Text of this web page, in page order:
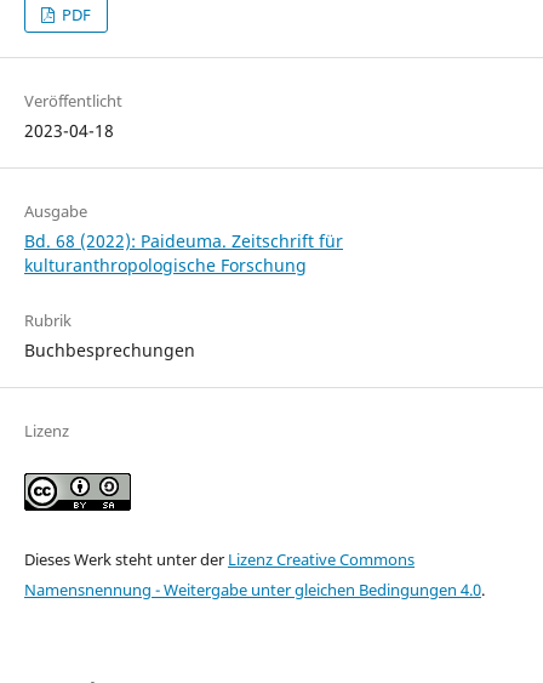
PDF
Veröffentlicht
2023-04-18
Ausgabe
Bd. 68 (2022): Paideuma. Zeitschrift für
kulturanthropologische Forschung
Rubrik
Buchbesprechungen
Lizenz
Dieses Werk steht unter der Lizenz Creative Commons
Namensnennung - Weitergabe unter gleichen Bedingungen 4.0.